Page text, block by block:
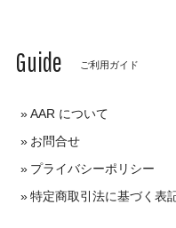
Guide ご利用ガイド
AAR について
お問合せ
プライバシーポリシー
特定商取引法に基づく表